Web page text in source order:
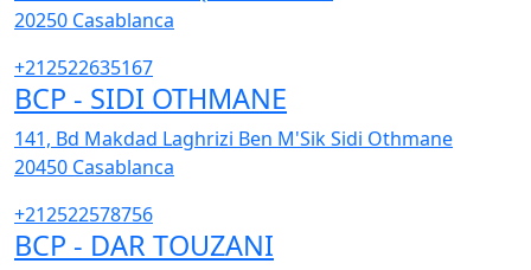
20250 Casablanca
+212522635167
BCP - SIDI OTHMANE
141, Bd Makdad Laghrizi Ben M'Sik Sidi Othmane
20450 Casablanca
+212522578756
BCP - DAR TOUZANI